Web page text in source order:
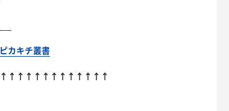
ピカキチ叢書
↑↑↑↑↑↑↑↑↑↑↑↑↑